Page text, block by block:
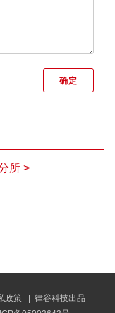
所 >
政策
律谷科技出品